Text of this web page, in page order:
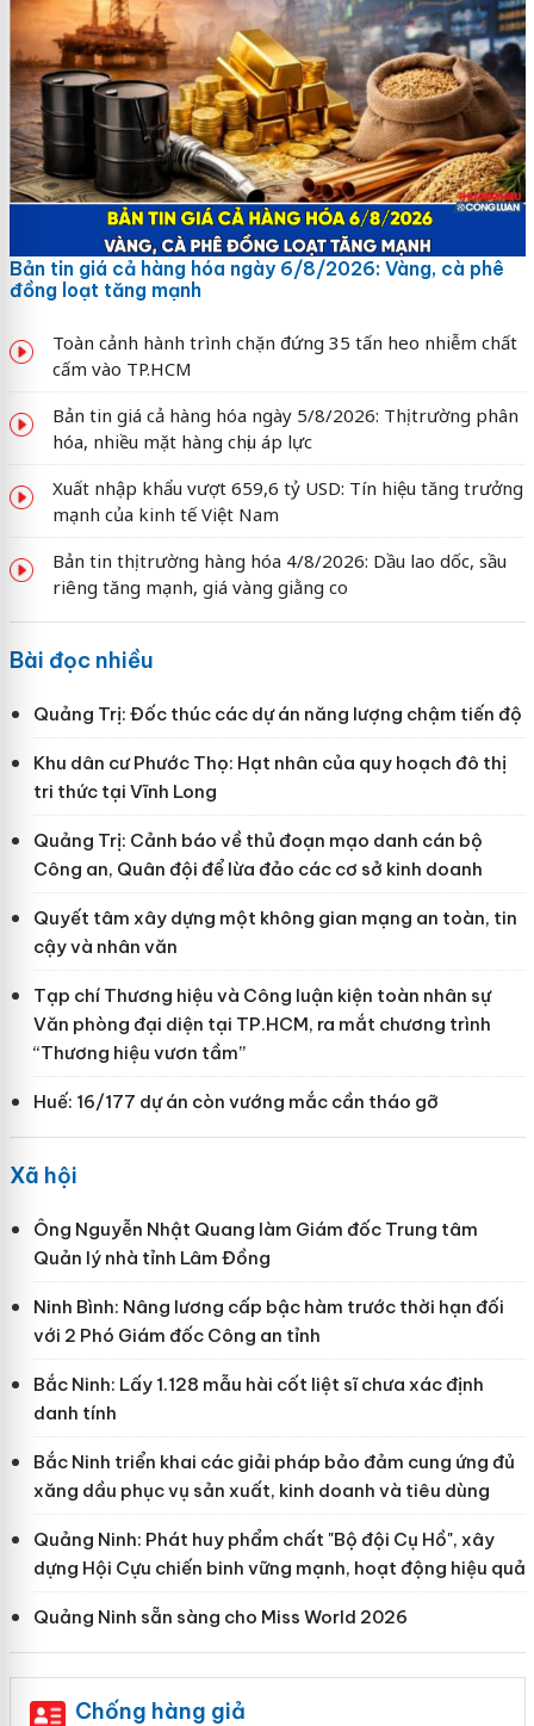
Bản tin giá cả hàng hóa ngày 6/8/2026: Vàng, cà phê
đồng loạt tăng mạnh
Toàn cảnh hành trình chặn đứng 35 tấn heo nhiễm chất
cấm vào TP.HCM
Bản tin giá cả hàng hóa ngày 5/8/2026: Thị trường phân
hóa, nhiều mặt hàng chịu áp lực
Xuất nhập khẩu vượt 659,6 tỷ USD: Tín hiệu tăng trưởng
mạnh của kinh tế Việt Nam
Bản tin thị trường hàng hóa 4/8/2026: Dầu lao dốc, sầu
riêng tăng mạnh, giá vàng giằng co
Bài đọc nhiều
Quảng Trị: Đốc thúc các dự án năng lượng chậm tiến độ
Khu dân cư Phước Thọ: Hạt nhân của quy hoạch đô thị
tri thức tại Vĩnh Long
Quảng Trị: Cảnh báo về thủ đoạn mạo danh cán bộ
Công an, Quân đội để lừa đảo các cơ sở kinh doanh
Quyết tâm xây dựng một không gian mạng an toàn, tin
cậy và nhân văn
Tạp chí Thương hiệu và Công luận kiện toàn nhân sự
Văn phòng đại diện tại TP.HCM, ra mắt chương trình
“Thương hiệu vươn tầm”
Huế: 16/177 dự án còn vướng mắc cần tháo gỡ
Xã hội
Ông Nguyễn Nhật Quang làm Giám đốc Trung tâm
Quản lý nhà tỉnh Lâm Đồng
Ninh Bình: Nâng lương cấp bậc hàm trước thời hạn đối
với 2 Phó Giám đốc Công an tỉnh
Bắc Ninh: Lấy 1.128 mẫu hài cốt liệt sĩ chưa xác định
danh tính
Bắc Ninh triển khai các giải pháp bảo đảm cung ứng đủ
xăng dầu phục vụ sản xuất, kinh doanh và tiêu dùng
Quảng Ninh: Phát huy phẩm chất "Bộ đội Cụ Hồ", xây
dựng Hội Cựu chiến binh vững mạnh, hoạt động hiệu quả
Quảng Ninh sẵn sàng cho Miss World 2026
Chống hàng giả